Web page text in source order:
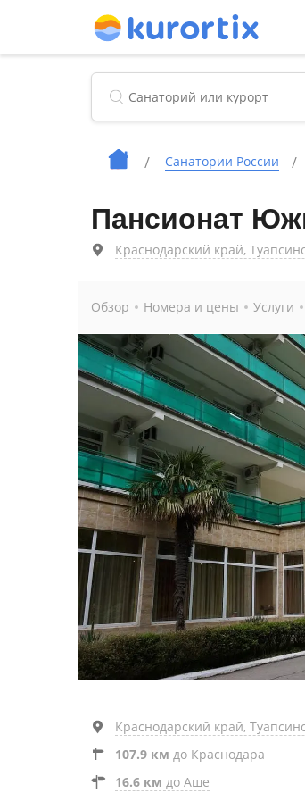
Cанатории России
Пансионат
Краснодарский край,
Обзор Номера и цены Услуги
Краснодарский край,
107.9 км до Краснодара
16.6 км до Аше